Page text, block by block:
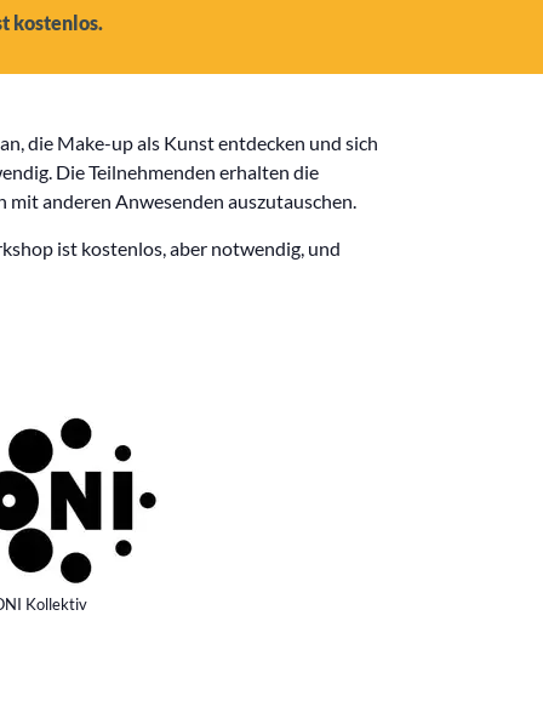
kostenlos.
die Make-up als Kunst entdecken und sich
Die Teilnehmenden erhalten die
anderen Anwesenden auszutauschen.
ist kostenlos, aber notwendig, und
Kollektiv